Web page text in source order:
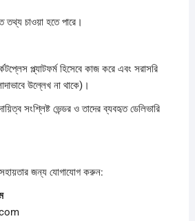
তথ্য চাওয়া হতে পারে।
প্ল্যাটফর্ম হিসেবে কাজ করে এবং সরাসরি
উল্লেখ না থাকে)।
সংশ্লিষ্ট ভেন্ডর ও তাদের ব্যবহৃত ডেলিভারি
জন্য যোগাযোগ করুন: